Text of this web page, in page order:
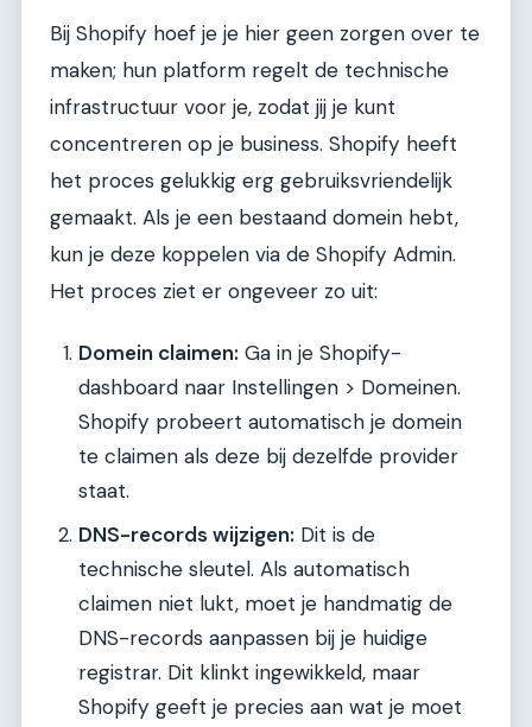
Bij Shopify hoef je je hier geen zorgen over te
maken; hun platform regelt de technische
infrastructuur voor je, zodat jij je kunt
concentreren op je business. Shopify heeft
het proces gelukkig erg gebruiksvriendelijk
gemaakt. Als je een bestaand domein hebt,
kun je deze koppelen via de Shopify Admin.
Het proces ziet er ongeveer zo uit:
Domein claimen: Ga in je Shopify-
dashboard naar Instellingen > Domeinen.
Shopify probeert automatisch je domein
te claimen als deze bij dezelfde provider
staat.
DNS-records wijzigen: Dit is de
technische sleutel. Als automatisch
claimen niet lukt, moet je handmatig de
DNS-records aanpassen bij je huidige
registrar. Dit klinkt ingewikkeld, maar
Shopify geeft je precies aan wat je moet